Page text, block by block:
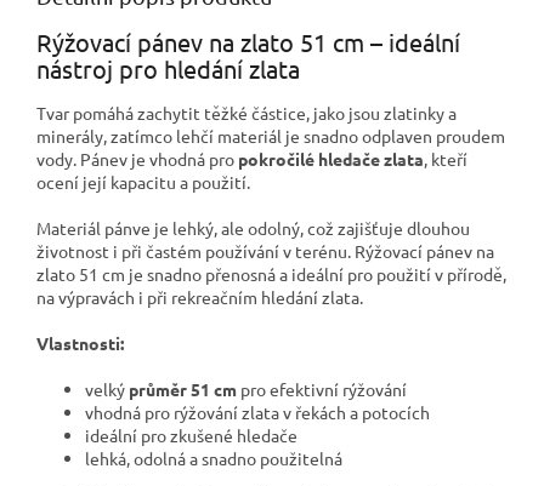
Rýžovací pánev na zlato 51 cm – ideální
nástroj pro hledání zlata
Tvar pomáhá zachytit těžké částice, jako jsou zlatinky a
minerály, zatímco lehčí materiál je snadno odplaven proudem
vody. Pánev je vhodná pro pokročilé hledače zlata, kteří
ocení její kapacitu a použití.
Materiál pánve je lehký, ale odolný, což zajišťuje dlouhou
životnost i při častém používání v terénu. Rýžovací pánev na
zlato 51 cm je snadno přenosná a ideální pro použití v přírodě,
na výpravách i při rekreačním hledání zlata.
Vlastnosti:
velký průměr 51 cm pro efektivní rýžování
vhodná pro rýžování zlata v řekách a potocích
ideální pro zkušené hledače
lehká, odolná a snadno použitelná